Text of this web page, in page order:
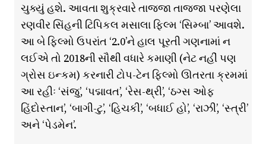
ચુક્યું હશે. આવતા શુક્રવારે તાજ્જા તાજ્જા પરણેલા
રણવીર સિંહની ટિપિકલ મસાલા ફિલ્મ ‘સિમ્બા’ આવશે.
આ બે ફિલ્મો ઉપરાંત ‘2.0’ને હાલ પૂરતી ગણનામાં ન
લઈએ તો 2018ની સૌથી વધારે કમાણી (નેટ નહીં પણ
ગ્રોસ ઇન્કમ) કરનારી ટોપ-ટેન ફિલ્મો ઊતરતા ક્રમમાં
આ રહીઃ ‘સંજુ’, ‘પદ્માવત’, ‘રેસ-થ્રી’, ‘ઠગ્સ ઓફ
હિંદોસ્તાન’, ‘બાગી-ટુ’, ‘હિચકી’, ‘બધાઈ હો’, ‘રાઝી’, ‘સ્ત્રી’
અને ‘પેડમેન’.